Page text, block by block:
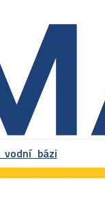
vodní bázi